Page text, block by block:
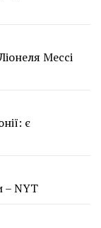
Мессі
є
– NYT